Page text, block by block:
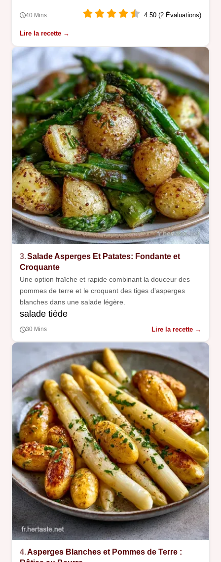
40 Mins 4.50 (2 Évaluations)
Lire la recette →
3.Salade Asperges Et Patates: Fondante et
Croquante
Une option fraîche et rapide combinant la douceur des
pommes de terre et le croquant des tiges d'asperges
blanches dans une salade légère.
salade tiède
30 Mins Lire la recette →
4.Asperges Blanches et Pommes de Terre :